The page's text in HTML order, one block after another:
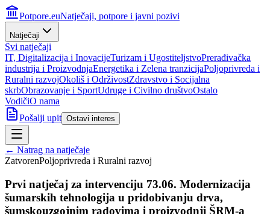
Potpore.euNatječaji, potpore i javni pozivi
Natječaji
Svi natječaji
IT, Digitalizacija i InovacijeTurizam i UgostiteljstvoPrerađivačka
industrija i ProizvodnjaEnergetika i Zelena tranzicijaPoljoprivreda i
Ruralni razvojOkoliš i OdrživostZdravstvo i Socijalna
skrbObrazovanje i SportUdruge i Civilno društvoOstalo
VodičiO nama
Pošalji upit Ostavi interes
← Natrag na natječaje
ZatvorenPoljoprivreda i Ruralni razvoj
Prvi natječaj za intervenciju 73.06. Modernizacija
šumarskih tehnologija u pridobivanju drva,
šumskouzgojnim radovima i proizvodnji ŠRM-a